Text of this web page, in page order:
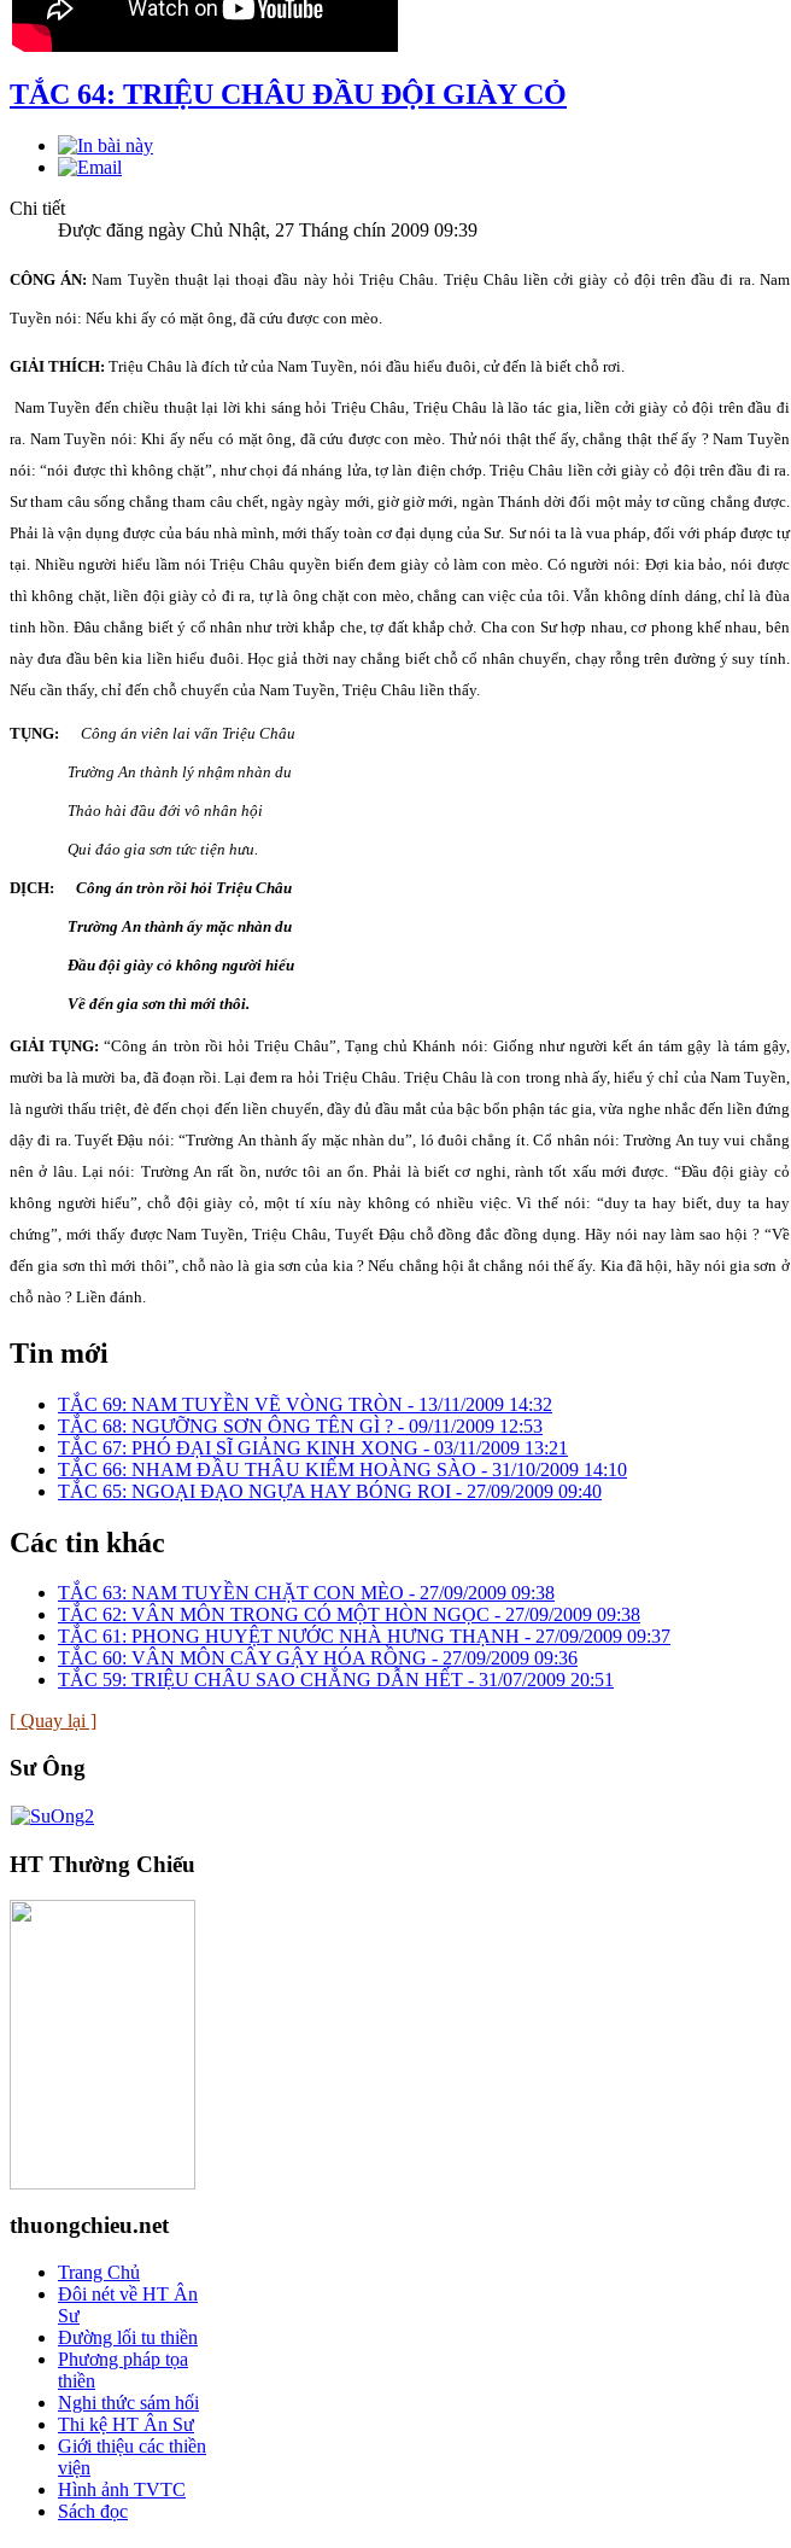
TẮC 64: TRIỆU CHÂU ĐẦU ĐỘI GIÀY CỎ
Chi tiết
Được đăng ngày Chủ Nhật, 27 Tháng chín 2009 09:39
CÔNG ÁN:Nam Tuyền thuật lại thoại đầu này hỏi Triệu Châu. Triệu Châu liền cởi giày cỏ đội trên đầu đi ra. Nam
Tuyền nói: Nếu khi ấy có mặt ông, đã cứu được con mèo.
GIẢI THÍCH: Triệu Châu là đích tử của Nam Tuyền, nói đầu hiểu đuôi, cử đến là biết chỗ rơi.
Nam Tuyền đến chiều thuật lại lời khi sáng hỏi Triệu Châu, Triệu Châu là lão tác gia, liền cởi giày cỏ đội trên đầu đi
ra. Nam Tuyền nói: Khi ấy nếu có mặt ông, đã cứu được con mèo. Thử nói thật thế ấy, chẳng thật thế ấy ? Nam Tuyền
nói: “nói được thì không chặt”, như chọi đá nháng lửa, tợ làn điện chớp. Triệu Châu liền cởi giày cỏ đội trên đầu đi ra.
Sư tham câu sống chẳng tham câu chết, ngày ngày mới, giờ giờ mới, ngàn Thánh dời đổi một mảy tơ cũng chẳng được.
Phải là vận dụng được của báu nhà mình, mới thấy toàn cơ đại dụng của Sư. Sư nói ta là vua pháp, đối với pháp được tự
tại. Nhiều người hiểu lầm nói Triệu Châu quyền biến đem giày cỏ làm con mèo. Có người nói: Đợi kia bảo, nói được
thì không chặt, liền đội giày cỏ đi ra, tự là ông chặt con mèo, chẳng can việc của tôi. Vẫn không dính dáng, chỉ là đùa
tinh hồn. Đâu chẳng biết ý cổ nhân như trời khắp che, tợ đất khắp chở. Cha con Sư hợp nhau, cơ phong khế nhau, bên
này đưa đầu bên kia liền hiểu đuôi. Học giả thời nay chẳng biết chỗ cổ nhân chuyển, chạy rỗng trên đường ý suy tính.
Nếu cần thấy, chỉ đến chỗ chuyển của Nam Tuyền, Triệu Châu liền thấy.
TỤNG: Công án viên lai vấn Triệu Châu
Trường An thành lý nhậm nhàn du
Thảo hài đầu đới vô nhân hội
Qui đáo gia sơn tức tiện hưu.
DỊCH: Công án tròn rồi hỏi Triệu Châu
Trường An thành ấy mặc nhàn du
Đầu đội giày cỏ không người hiểu
Về đến gia sơn thì mới thôi.
GIẢI TỤNG: “Công án tròn rồi hỏi Triệu Châu”, Tạng chủ Khánh nói: Giống như người kết án tám gậy là tám gậy,
mười ba là mười ba, đã đoạn rồi. Lại đem ra hỏi Triệu Châu. Triệu Châu là con trong nhà ấy, hiểu ý chỉ của Nam Tuyền,
là người thấu triệt, đè đến chọi đến liền chuyển, đầy đủ đầu mắt của bậc bổn phận tác gia, vừa nghe nhắc đến liền đứng
dậy đi ra. Tuyết Đậu nói: “Trường An thành ấy mặc nhàn du”, ló đuôi chẳng ít. Cổ nhân nói: Trường An tuy vui chẳng
nên ở lâu. Lại nói: Trường An rất ồn, nước tôi an ổn. Phải là biết cơ nghi, rành tốt xấu mới được. “Đầu đội giày cỏ
không người hiểu”, chỗ đội giày cỏ, một tí xíu này không có nhiều việc. Vì thế nói: “duy ta hay biết, duy ta hay
chứng”, mới thấy được Nam Tuyền, Triệu Châu, Tuyết Đậu chỗ đồng đắc đồng dụng. Hãy nói nay làm sao hội ? “Về
đến gia sơn thì mới thôi”, chỗ nào là gia sơn của kia ? Nếu chẳng hội ắt chẳng nói thế ấy. Kia đã hội, hãy nói gia sơn ở
chỗ nào ? Liền đánh.
Tin mới
TẮC 69: NAM TUYỀN VẼ VÒNG TRÒN - 13/11/2009 14:32
TẮC 68: NGƯỠNG SƠN ÔNG TÊN GÌ ? - 09/11/2009 12:53
TẮC 67: PHÓ ĐẠI SĨ GIẢNG KINH XONG - 03/11/2009 13:21
TẮC 66: NHAM ĐẦU THÂU KIẾM HOÀNG SÀO - 31/10/2009 14:10
TẮC 65: NGOẠI ĐẠO NGỰA HAY BÓNG ROI - 27/09/2009 09:40
Các tin khác
TẮC 63: NAM TUYỀN CHẶT CON MÈO - 27/09/2009 09:38
TẮC 62: VÂN MÔN TRONG CÓ MỘT HÒN NGỌC - 27/09/2009 09:38
TẮC 61: PHONG HUYỆT NƯỚC NHÀ HƯNG THẠNH - 27/09/2009 09:37
TẮC 60: VÂN MÔN CÂY GẬY HÓA RỒNG - 27/09/2009 09:36
TẮC 59: TRIỆU CHÂU SAO CHẲNG DẪN HẾT - 31/07/2009 20:51
[ Quay lại ]
Sư Ông
HT Thường Chiếu
thuongchieu.net
Trang Chủ
Đôi nét về HT Ân
Sư
Đường lối tu thiền
Phương pháp tọa
thiền
Nghi thức sám hối
Thi kệ HT Ân Sư
Giới thiệu các thiền
viện
Hình ảnh TVTC
Sách đọc